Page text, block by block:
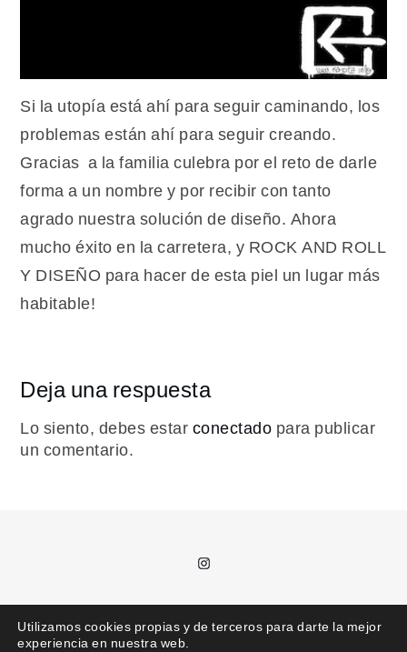
Si la utopía está ahí para seguir caminando, los
problemas están ahí para seguir creando.
Gracias a la familia culebra por el reto de darle
forma a un nombre y por recibir con tanto
agrado nuestra solución de diseño. Ahora
mucho éxito en la carretera, y ROCK AND ROLL
Y DISEÑO para hacer de esta piel un lugar más
habitable!
Deja una respuesta
Lo siento, debes estar conectado para publicar
un comentario.
Instagram
Utilizamos cookies propias y de terceros para darte la mejor
experiencia en nuestra web.